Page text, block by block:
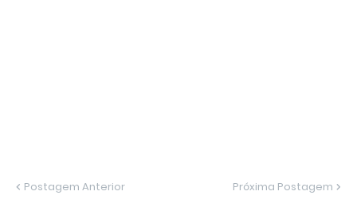
Postagem Anterior Próxima Postagem